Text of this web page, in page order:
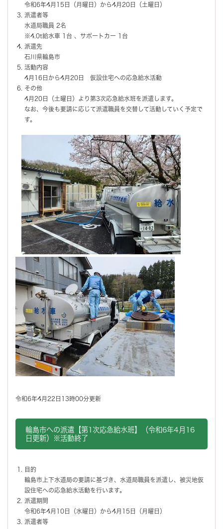
令和6年4月15日（月曜日）から4月20日（土曜日）
派遣者等
水道局職員 2名
※4.0t給水車 1台 、サポートカー 1台
派遣先
石川県輪島市
活動内容
4月16日から4月20日 仮設住宅への応急給水活動
その他
4月20日（土曜日）より第3次応急給水班を派遣します。
なお、今後も要請に応じて派遣職員を交替して活動していく予定で
す。
令和6年4月22日13時00分更新
輪島市への派遣【第1次応急給水班】（令和6年4月16
日更新）※活動終了
目的
輪島市上下水道局の要請に基づき、水道局職員を派遣し、被災地仮
設住宅への応急給水活動を行います。
派遣期間
令和6年4月10日（水曜日）から4月15日（月曜日）
派遣者等